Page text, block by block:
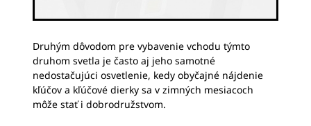
Druhým dôvodom pre vybavenie vchodu týmto
druhom svetla je často aj jeho samotné
nedostačujúci osvetlenie, kedy obyčajné nájdenie
kľúčov a kľúčové dierky sa v zimných mesiacoch
môže stať i dobrodružstvom.